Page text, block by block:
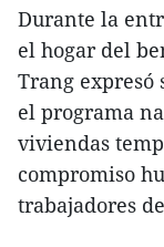
Durante la
el hogar del
Trang
el programa
viviendas
compromiso
trabajadores